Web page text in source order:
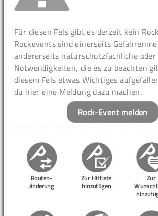
Für diesen Fels gibt es derzeit kein
Rockevents sind einerseits
andererseits naturschutzfachliche oder
Notwendigkeiten, die es zu beachten
diesem Fels etwas Wichtiges
du hier eine Meldung dazu machen.
Rock-Event melden
Routen-
änderung
Zur Hitliste
hinzufügen
Zur